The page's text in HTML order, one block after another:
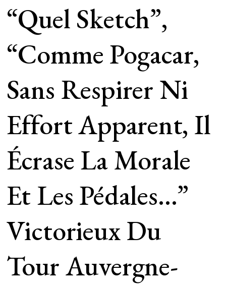
“Quel Sketch”,
“Comme Pogacar,
Sans Respirer Ni
Effort Apparent, Il
Écrase La Morale
Et Les Pédales…”
Victorieux Du
Tour Auvergne-